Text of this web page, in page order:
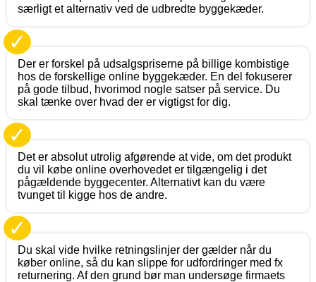
særligt et alternativ ved de udbredte byggekæder.
✓
Der er forskel på udsalgspriserne på billige kombistige
hos de forskellige online byggekæder. En del fokuserer
på gode tilbud, hvorimod nogle satser på service. Du
skal tænke over hvad der er vigtigst for dig.
✓
Det er absolut utrolig afgørende at vide, om det produkt
du vil købe online overhovedet er tilgængelig i det
pågældende byggecenter. Alternativt kan du være
tvunget til kigge hos de andre.
✓
Du skal vide hvilke retningslinjer der gælder når du
køber online, så du kan slippe for udfordringer med fx
returnering. Af den grund bør man undersøge firmaets